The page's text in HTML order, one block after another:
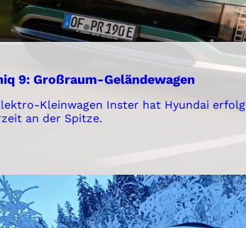
9: Großraum-Geländewagen
Kleinwagen Inster hat Hyundai
an der Spitze.